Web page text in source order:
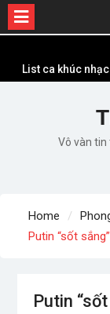
content
List ca khúc
Em ơi lên phố
Những ca khúc
Lời bài hát
TP –
Vô vàn
Home
Putin “sốt
Putin